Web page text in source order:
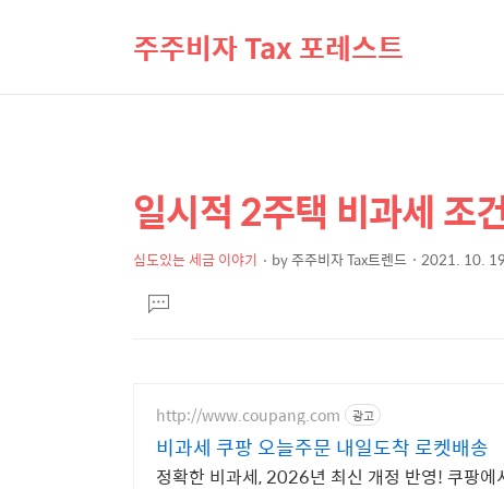
주주비자 Tax 포레스트
상
세
컨
텐
본
문
제
일시적 2주택 비과세 조
심도있는 세금 이야기 by주주비자 Tax트렌드 2021. 10.
문댓
글
http://www.coupang.com 광고
비과세 쿠팡 오늘주문 내일도착 로켓배송
정확한 비과세, 2026년 최신 개정 반영! 쿠팡